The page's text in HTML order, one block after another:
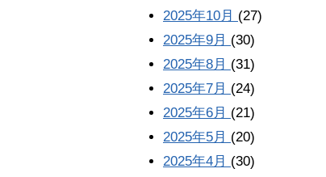
2025年10月 (27)
2025年9月 (30)
2025年8月 (31)
2025年7月 (24)
2025年6月 (21)
2025年5月 (20)
2025年4月 (30)